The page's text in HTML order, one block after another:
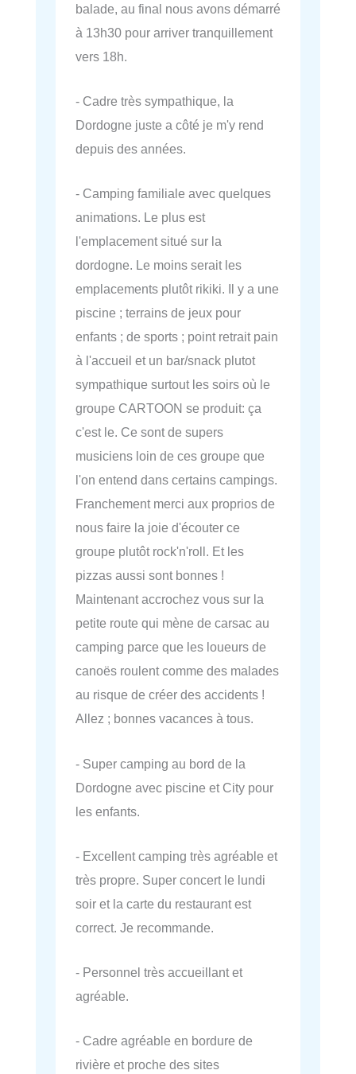
balade, au final nous avons démarré
à 13h30 pour arriver tranquillement
vers 18h.
- Cadre très sympathique, la
Dordogne juste a côté je m'y rend
depuis des années.
- Camping familiale avec quelques
animations. Le plus est
l'emplacement situé sur la
dordogne. Le moins serait les
emplacements plutôt rikiki. Il y a une
piscine ; terrains de jeux pour
enfants ; de sports ; point retrait pain
à l'accueil et un bar/snack plutot
sympathique surtout les soirs où le
groupe CARTOON se produit: ça
c'est le. Ce sont de supers
musiciens loin de ces groupe que
l'on entend dans certains campings.
Franchement merci aux proprios de
nous faire la joie d'écouter ce
groupe plutôt rock'n'roll. Et les
pizzas aussi sont bonnes !
Maintenant accrochez vous sur la
petite route qui mène de carsac au
camping parce que les loueurs de
canoës roulent comme des malades
au risque de créer des accidents !
Allez ; bonnes vacances à tous.
- Super camping au bord de la
Dordogne avec piscine et City pour
les enfants.
- Excellent camping très agréable et
très propre. Super concert le lundi
soir et la carte du restaurant est
correct. Je recommande.
- Personnel très accueillant et
agréable.
- Cadre agréable en bordure de
rivière et proche des sites